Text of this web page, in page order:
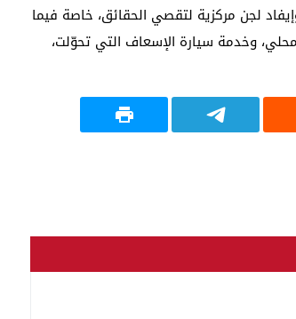
لجن مركزية لتقصي الحقائق، خاصة فيما
وخدمة سيارة الإسعاف التي تحوّلت،